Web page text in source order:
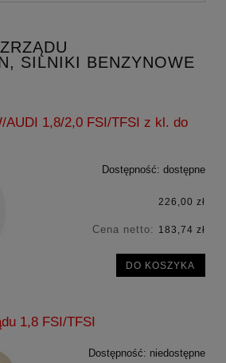
SILNIKI BENZYNOWE
AUDI 1,8/2,0 FSI/TFSI z kl. do
Dostępność: dostępne
226,00 zł
Cena netto: 183,74 zł
DO KOSZYKA
1,8 FSI/TFSI
Dostępność: niedostępne